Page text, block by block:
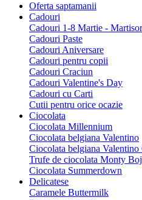
Oferta saptamanii
Cadouri
Cadouri 1-8 Martie - Martisor
Cadouri Paste
Cadouri Aniversare
Cadouri pentru copii
Cadouri Craciun
Cadouri Valentine's Day
Cadouri cu Carti
Cutii pentru orice ocazie
Ciocolata
Ciocolata Millennium
Ciocolata belgiana Valentino
Ciocolata belgiana
Trufe de ciocolata Monty
Ciocolata Summerdown
Delicatese
Caramele Buttermilk